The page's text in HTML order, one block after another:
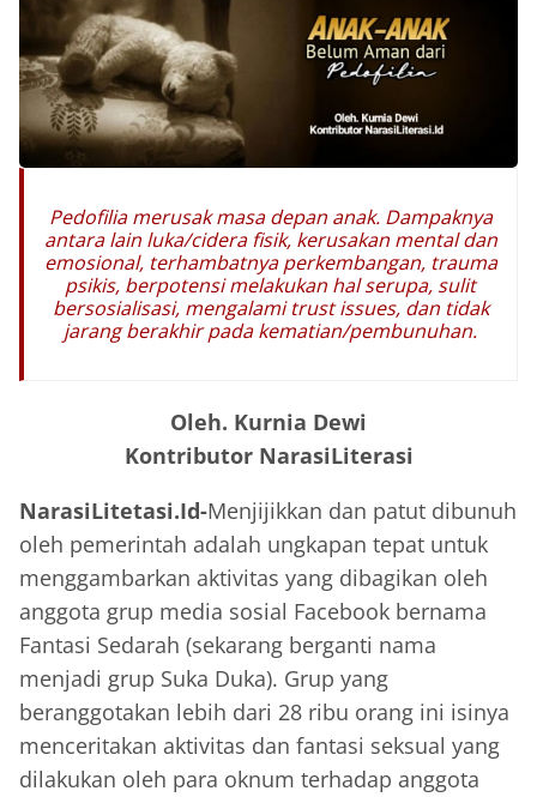
Pedofilia merusak masa depan anak. Dampaknya
antara lain luka/cidera fisik, kerusakan mental dan
emosional, terhambatnya perkembangan, trauma
psikis, berpotensi melakukan hal serupa, sulit
bersosialisasi, mengalami trust issues, dan tidak
jarang berakhir pada kematian/pembunuhan.
Oleh. Kurnia Dewi
Kontributor NarasiLiterasi
NarasiLitetasi.Id-Menjijikkan dan patut dibunuh
oleh pemerintah adalah ungkapan tepat untuk
menggambarkan aktivitas yang dibagikan oleh
anggota grup media sosial Facebook bernama
Fantasi Sedarah (sekarang berganti nama
menjadi grup Suka Duka). Grup yang
beranggotakan lebih dari 28 ribu orang ini isinya
menceritakan aktivitas dan fantasi seksual yang
dilakukan oleh para oknum terhadap anggota